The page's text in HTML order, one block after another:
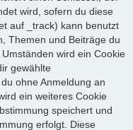
wird, sofern du diese
auf _track) kann benutzt
Themen und Beiträge du
wird ein Cookie
gewählte
ohne Anmeldung an
ein weiteres Cookie
speichert und
erfolgt. Diese